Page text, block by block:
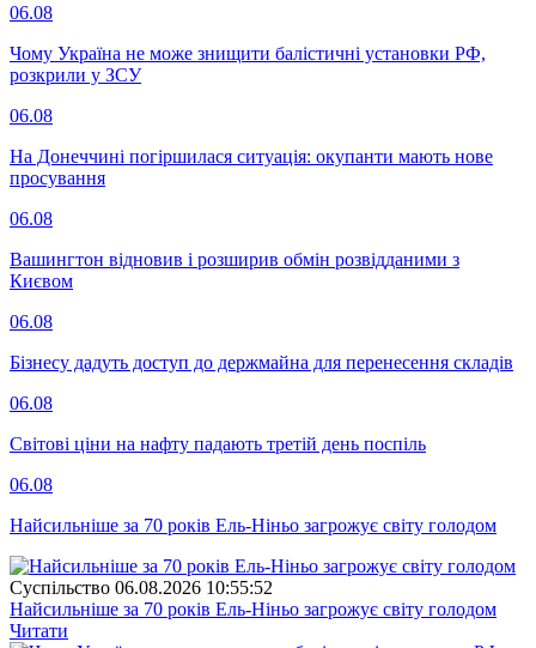
06.08
Чому Україна не може знищити балістичні установки РФ,
розкрили у ЗСУ
06.08
На Донеччині погіршилася ситуація: окупанти мають нове
просування
06.08
Вашингтон відновив і розширив обмін розвідданими з
Києвом
06.08
Бізнесу дадуть доступ до держмайна для перенесення складів
06.08
Світові ціни на нафту падають третій день поспіль
06.08
Найсильніше за 70 років Ель-Ніньо загрожує світу голодом
Суспiльство 06.08.2026 10:55:52
Найсильніше за 70 років Ель-Ніньо загрожує світу голодом
Читати